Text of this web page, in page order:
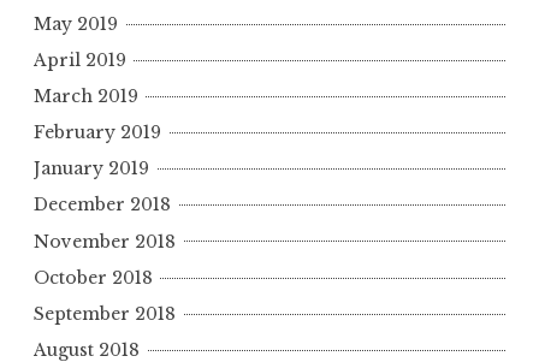
May 2019
April 2019
March 2019
February 2019
January 2019
December 2018
November 2018
October 2018
September 2018
August 2018